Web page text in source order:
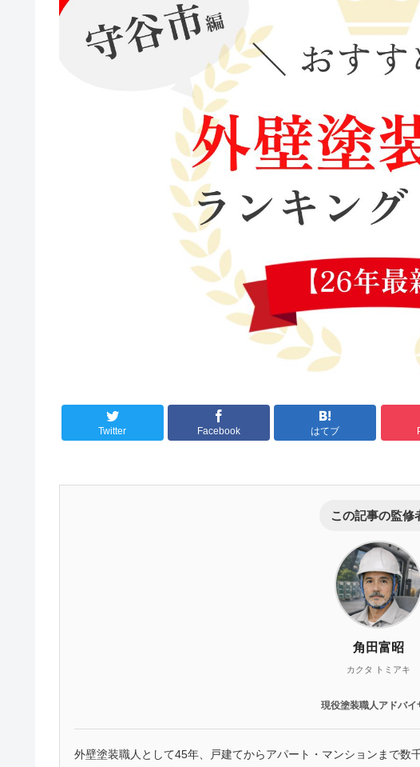
Twitter Facebook はてブ
この記事の監修
角田富昭
カクタ トミアキ
現役塗装職人アドバイ
外壁塗装職人として45年、戸建てからアパート・マンションまで数